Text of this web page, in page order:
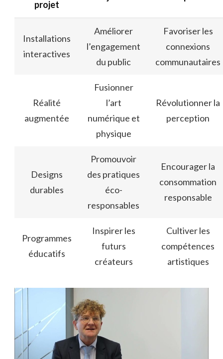
projet
Installations
interactives
Améliorer
l’engagement
du public
Favoriser les
connexions
communautaires
Réalité
augmentée
Fusionner
l’art
numérique et
physique
Révolutionner la
perception
Designs
durables
Promouvoir
des pratiques
éco-
responsables
Encourager la
consommation
responsable
Programmes
éducatifs
Inspirer les
futurs
créateurs
Cultiver les
compétences
artistiques